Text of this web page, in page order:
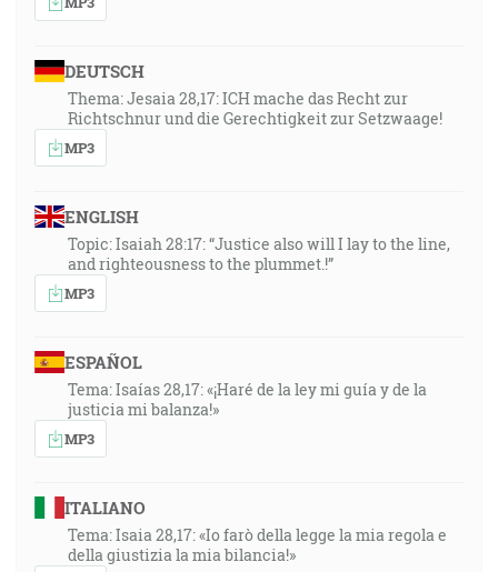
DEUTSCH
Thema: Jesaia 28,17: ICH mache das Recht zur
Richtschnur und die Gerechtigkeit zur Setzwaage!
MP3
ENGLISH
Topic: Isaiah 28:17: “Justice also will I lay to the line,
and righteousness to the plummet.!”
MP3
ESPAÑOL
Tema: Isaías 28,17: «¡Haré de la ley mi guía y de la
justicia mi balanza!»
MP3
ITALIANO
Tema: Isaia 28,17: «Io farò della legge la mia regola e
della giustizia la mia bilancia!»